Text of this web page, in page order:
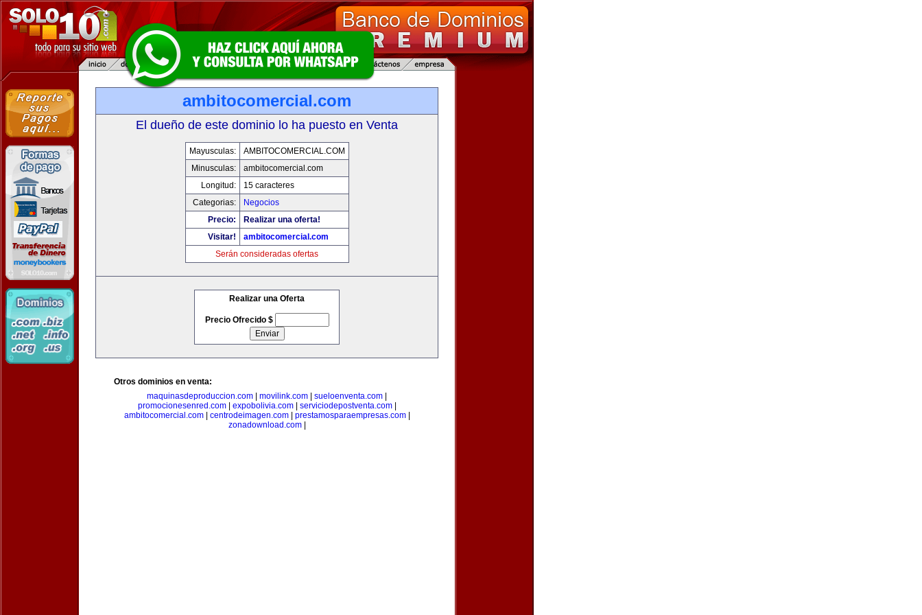
ambitocomercial.com
El dueño de este dominio lo ha puesto en Venta
Mayusculas:
AMBITOCOMERCIAL.COM
Minusculas:
ambitocomercial.com
Longitud:
15 caracteres
Categorias:
Negocios
Precio:
Realizar una oferta!
Visitar!
ambitocomercial.com
Serán consideradas ofertas
Realizar una Oferta
Precio Ofrecido $
Otros dominios en venta:
maquinasdeproduccion.com
movilink.com sueloenventa.com
promocionesenred.com| expobolivia.com| serviciodepostventa.com|
ambitocomercial.com| centrodeimagen.com| prestamosparaempresas.com|
zonadownload.com|